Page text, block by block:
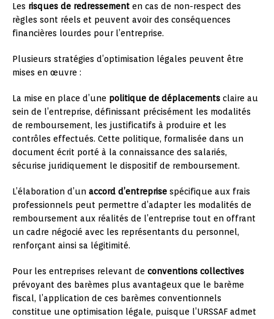
Les risques de redressement en cas de non-respect des
règles sont réels et peuvent avoir des conséquences
financières lourdes pour l’entreprise.
Plusieurs stratégies d’optimisation légales peuvent être
mises en œuvre :
La mise en place d’une politique de déplacements claire au
sein de l’entreprise, définissant précisément les modalités
de remboursement, les justificatifs à produire et les
contrôles effectués. Cette politique, formalisée dans un
document écrit porté à la connaissance des salariés,
sécurise juridiquement le dispositif de remboursement.
L’élaboration d’un accord d’entreprise spécifique aux frais
professionnels peut permettre d’adapter les modalités de
remboursement aux réalités de l’entreprise tout en offrant
un cadre négocié avec les représentants du personnel,
renforçant ainsi sa légitimité.
Pour les entreprises relevant de conventions collectives
prévoyant des barèmes plus avantageux que le barème
fiscal, l’application de ces barèmes conventionnels
constitue une optimisation légale, puisque l’URSSAF admet